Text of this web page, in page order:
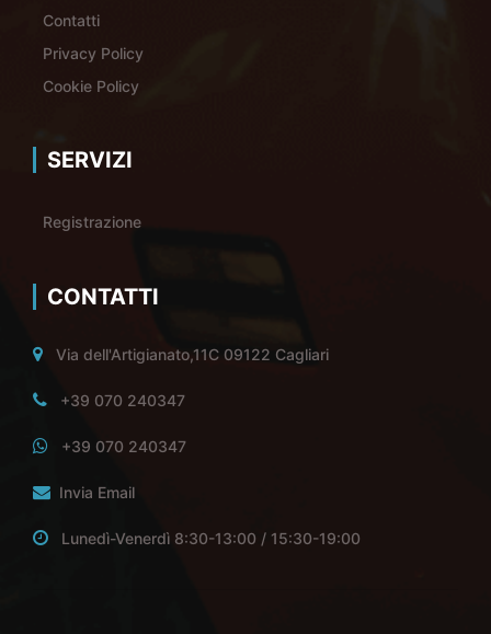
Contatti
Privacy Policy
Cookie Policy
SERVIZI
Registrazione
CONTATTI
Via dell'Artigianato,11C 09122 Cagliari
+39 070 240347
+39 070 240347
Invia Email
Lunedì-Venerdì 8:30-13:00 / 15:30-19:00